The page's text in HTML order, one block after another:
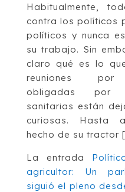
Habitualmente,
contra los políticos
políticos y nunca
su trabajo. Sin
claro qué es lo
reuniones por
obligadas por
sanitarias están
curiosas. Hasta
hecho de su tractor
La entrada
agricultor: Un
siguió el pleno